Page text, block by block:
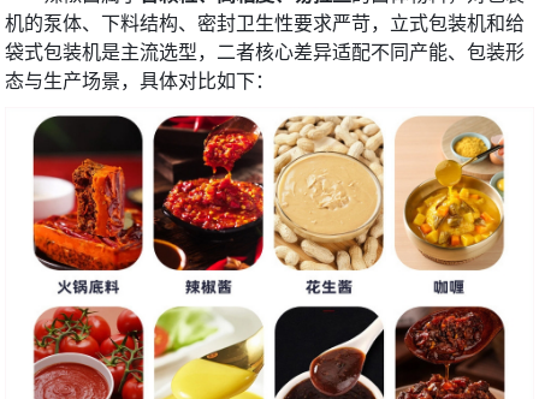
机的泵体、下料结构、密封卫生性要求严苛，立式包装机和给
袋式包装机是主流选型，二者核心差异适配不同产能、包装形
态与生产场景，具体对比如下：